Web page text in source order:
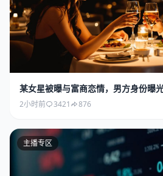
某女星被曝与富商恋情，男方身份曝
2小时前 3421 876
主播专区